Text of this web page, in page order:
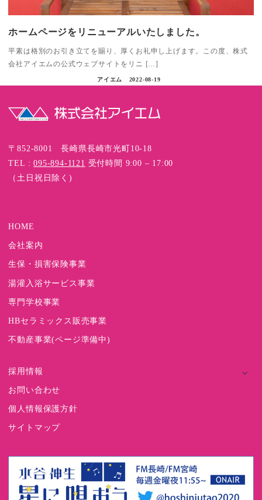
ホームページをリニューアルいたしました。
平素は格別のお引き立てを賜り、厚くお礼申し上げます。この度、株式
会社アイエムの公式ウェブサイトをリニ […]
アイエム 2022-08-19
〒852-8001 長崎県長崎市光町10-18
TEL :095-894-1121 受付時間 9:00 – 17:00
（土日祝日除く)
HOME
会社案内
生保・損害保険事業
湯灌入浴サービス事業
専門学校事業
HBセラミックス販売事業
不動産事業(ページ準備中)
採用情報
お問い合わせ
個人情報保護方針
サイトマップ